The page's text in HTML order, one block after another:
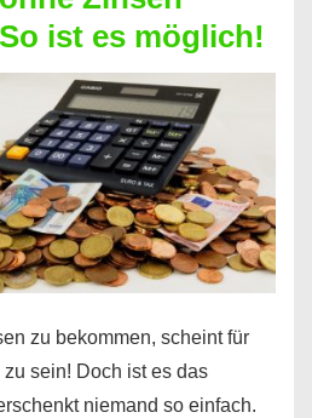
ist es möglich!
zu bekommen, scheint für
sein! Doch ist es das
niemand so einfach.